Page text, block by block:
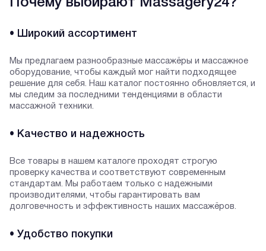
Почему выбирают Massagery24?
• Широкий ассортимент
Мы предлагаем разнообразные массажёры и массажное
оборудование, чтобы каждый мог найти подходящее
решение для себя. Наш каталог постоянно обновляется, и
мы следим за последними тенденциями в области
массажной техники.
• Качество и надежность
Все товары в нашем каталоге проходят строгую
проверку качества и соответствуют современным
стандартам. Мы работаем только с надежными
производителями, чтобы гарантировать вам
долговечность и эффективность наших массажёров.
• Удобство покупки